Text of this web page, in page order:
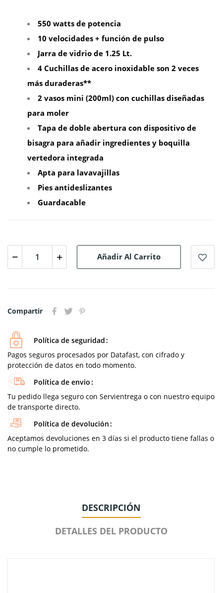
550 watts de potencia
10 velocidades + función de pulso
Jarra de vidrio de 1.25 Lt.
4 Cuchillas de acero inoxidable son 2 veces
más duraderas**
2 vasos mini (200ml) con cuchillas diseñadas
para moler
Tapa de doble abertura con dispositivo de
bisagra para añadir ingredientes y boquilla
vertedora integrada
Apta para lavavajillas
Pies antideslizantes
Guardacable
Añadir Al Carrito
Compartir
Política de seguridad
Pagos seguros procesados por Datafast, con cifrado y
protección de datos en todo momento.
Política de envio
Tu pedido llega seguro con Servientrega o con nuestro equipo
de transporte directo.
Política de devolución
Aceptamos devoluciones en 3 días si el producto tiene fallas o
no cumple lo prometido.
DESCRIPCIÓN
DETALLES DEL PRODUCTO